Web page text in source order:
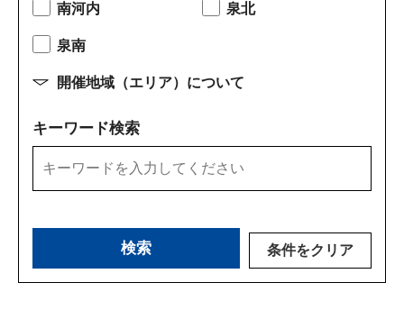
南河内 泉北
泉南
開催地域（エリア）について
キーワード検索
条件をクリア